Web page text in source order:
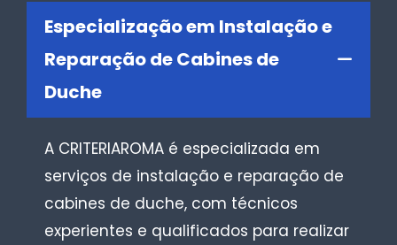
Especialização em Instalação e
Reparação de Cabines de
Duche
A CRITERIAROMA é especializada em
serviços de instalação e reparação de
cabines de duche, com técnicos
experientes e qualificados para realizar